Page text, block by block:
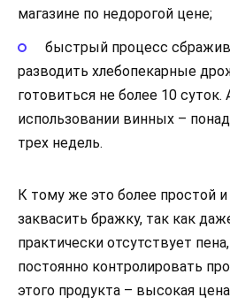
магазине по недорогой цене;
быстрый процесс
разводить хлебопекарные
готовиться не более 10 суток.
использовании винных –
трех недель.
К тому же это более простой
заквасить бражку, так как
практически отсутствует
постоянно контролировать
этого продукта – высокая